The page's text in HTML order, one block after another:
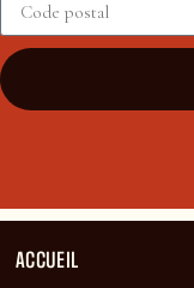
ACCUEIL